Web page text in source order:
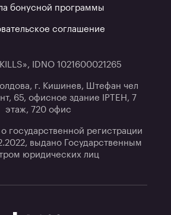
бонусной программы
соглашение
IDNO 1021600021265
г. Кишинев, Штефан чел
65, офисное здание IPTEH, 7
этаж, 720 офис
государственной регистрации
выдано Государственным
юридических лиц